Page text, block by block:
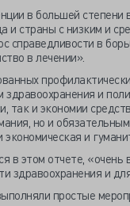
в большей степени
и страны с низким и
справедливости в
в лечении».
здравоохранения и
так и экономии
но и
и
в этом отчете, «очень
здравоохранения и
простые